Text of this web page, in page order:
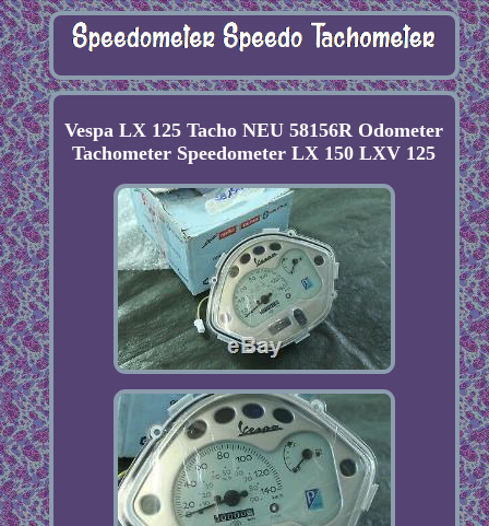
Vespa LX 125 Tacho NEU 58156R Odometer
Tachometer Speedometer LX 150 LXV 125